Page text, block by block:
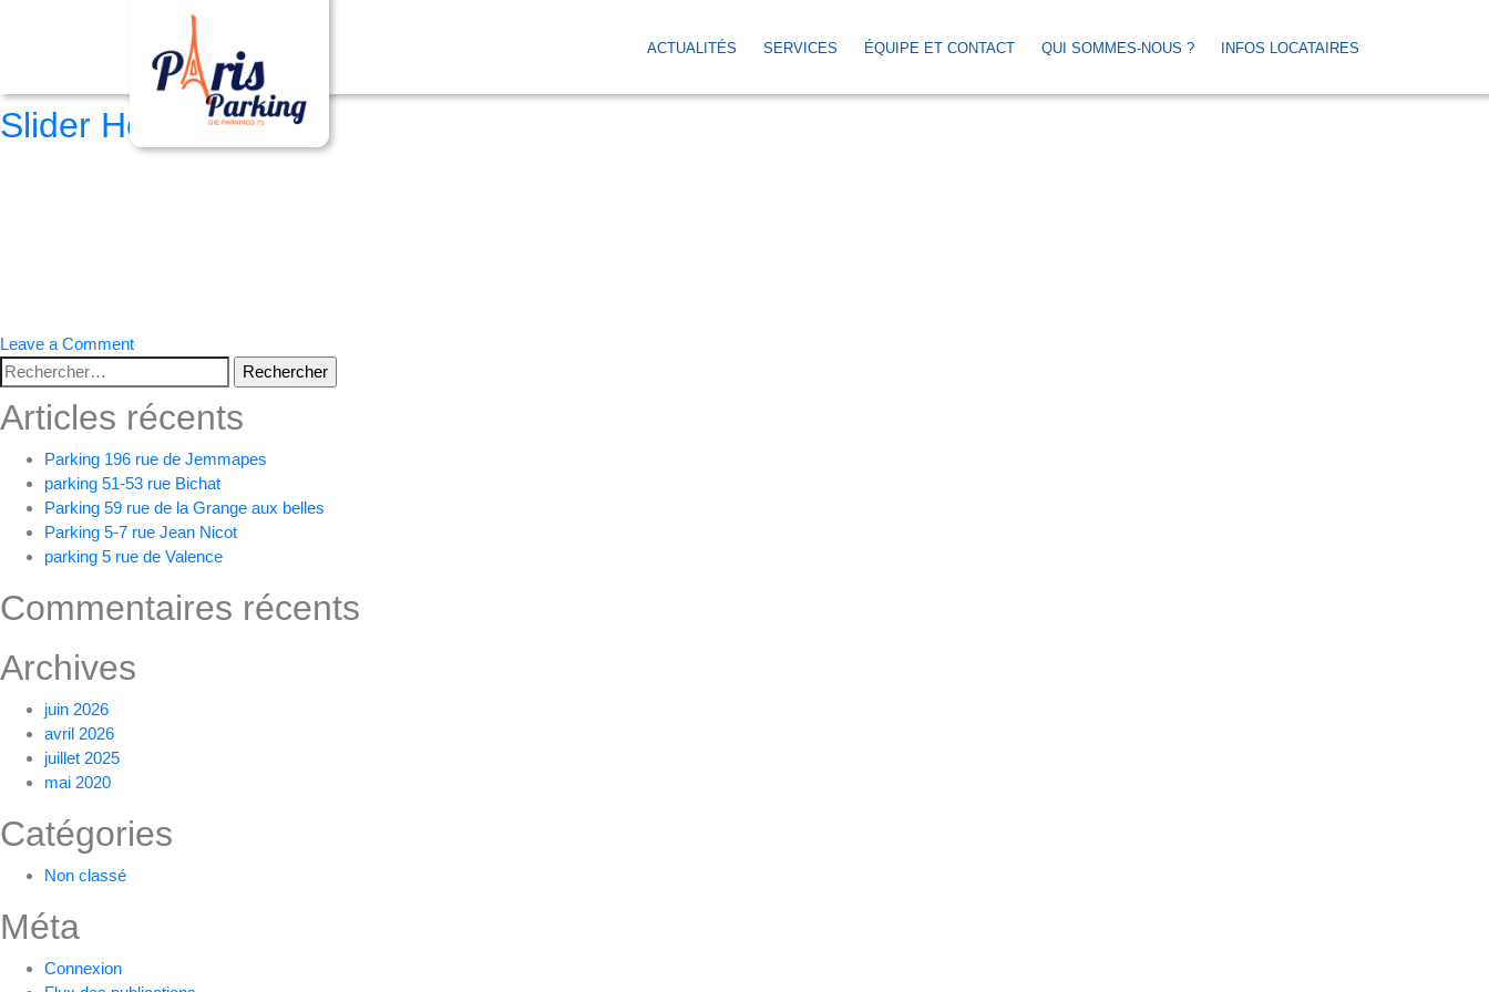
ACTUALITÉS SERVICES ÉQUIPE ET CONTACT QUI SOMMES-NOUS ? INFOS LOCATAIRES
Archives :
Slider Home
Leave a Commenton
Home
Rechercher :
Articles récents
Parking 196 rue de Jemmapes
parking 51-53 rue Bichat
Parking 59 rue de la Grange aux belles
Parking 5-7 rue Jean Nicot
parking 5 rue de Valence
Commentaires récents
Archives
juin 2026
avril 2026
juillet 2025
mai 2020
Catégories
Non classé
Méta
Connexion